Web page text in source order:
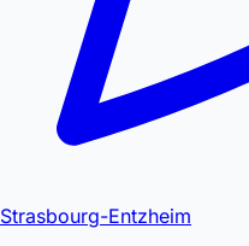
Strasbourg-Entzheim